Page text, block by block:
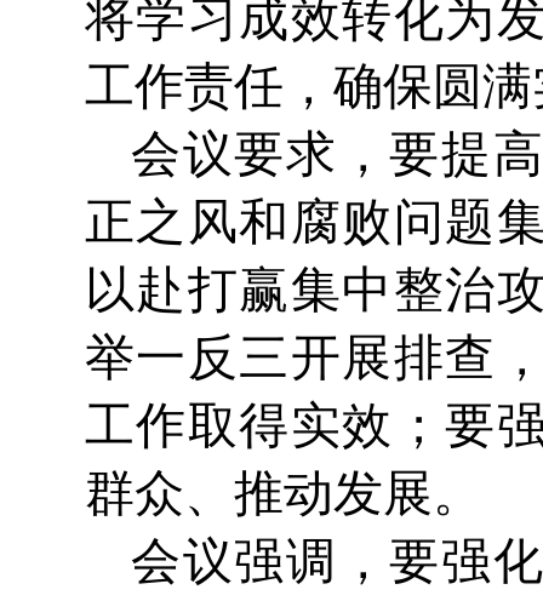
将学习成效转化为
工作责任，确保圆
会议要求，要提
正之风和腐败问题
以赴打赢集中整治
举一反三开展排查
工作取得实效；要
群众、推动发展。
会议强调，要强